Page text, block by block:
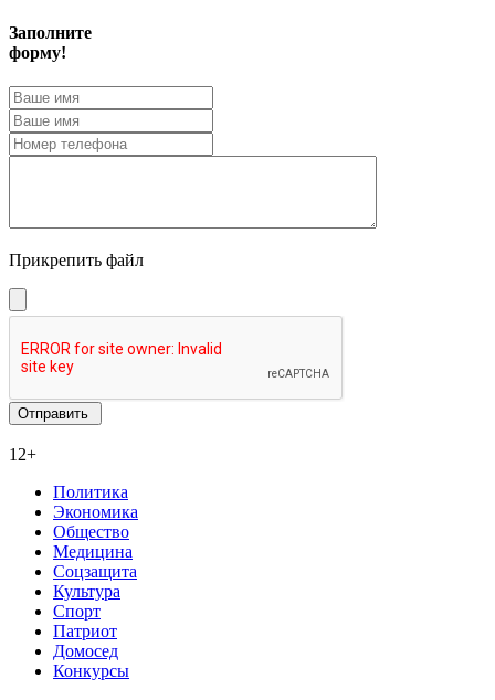
Заполните
форму!
Прикрепить файл
12+
Политика
Экономика
Общество
Медицина
Соцзащита
Культура
Спорт
Патриот
Домосед
Конкурсы